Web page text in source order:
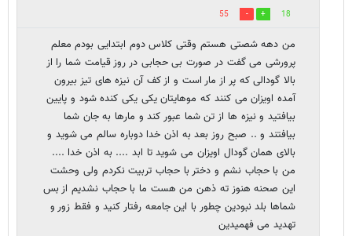
18
55
من دهه شصتی هستم وقتی کلاس دوم ابتدایی بودم معلم
پرورشی می گفت در صورت بی حجابی در روز قیامت شما را از
بالا گودالی که پر از مار است و از کف آن نیزه های تیز بیرون
آمده اویزان می کنند که موهایتان یکی یکی کنده شود و پایین
بیافتید و نیزه ها از تن شما عبور کند و مارها به جان شما
بیافتند و .. صبح روز بعد به اذن خدا دوباره سالم می شوید و
بالای همان گودال اویزان می شوید تا ابد .... به اذن خدا ....
من با حجاب نشم و دختر با حجاب تربیت نکردم ولی وحشت
این صحنه هنوز ته ذهن من هست ما با حجاب نشدیم از بس
شماها بلد نبودین چطور با این جامعه رفتار کنید و فقط زور و
تهدید می فهمیدین